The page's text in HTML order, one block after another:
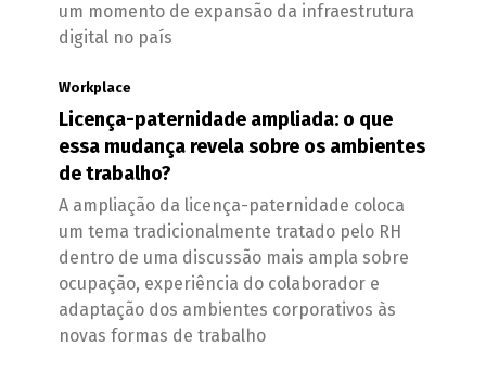
um momento de expansão da infraestrutura
digital no país
Workplace
Licença-paternidade ampliada: o que
essa mudança revela sobre os ambientes
de trabalho?
A ampliação da licença-paternidade coloca
um tema tradicionalmente tratado pelo RH
dentro de uma discussão mais ampla sobre
ocupação, experiência do colaborador e
adaptação dos ambientes corporativos às
novas formas de trabalho